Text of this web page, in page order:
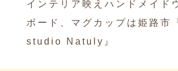
インテリア映えハンドメイド
ボード、マグカップは姫路市
studio Natuly』